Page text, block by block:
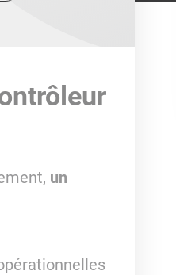
un